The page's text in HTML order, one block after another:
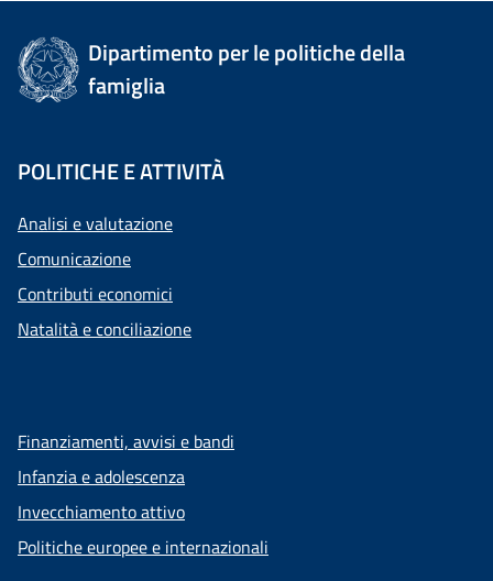
Dipartimento per le politiche della
famiglia
POLITICHE E ATTIVITÀ
Analisi e valutazione
Comunicazione
Contributi economici
Natalità e conciliazione
Finanziamenti, avvisi e bandi
Infanzia e adolescenza
Invecchiamento attivo
Politiche europee e internazionali